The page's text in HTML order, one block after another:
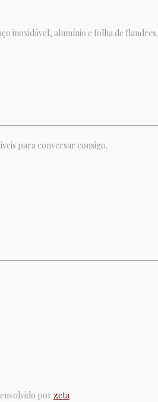
inoxidável, alumínio e folha de flandres.
para conversar consigo.
por zeta